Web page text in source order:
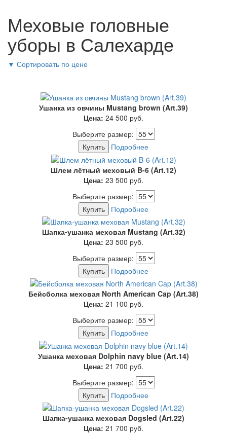
Меховые головные
уборы в Салехарде
▼ Сортировать по цене
Ушанка из овчины Mustang brown (Art.39)
Цена: 24 500 руб.
Выберите размер:
Купить
Подробнее
Шлем лётный меховый B-6 (Art.12)
Цена: 23 500 руб.
Выберите размер:
Купить
Подробнее
Шапка-ушанка меховая Mustang (Art.32)
Цена: 23 500 руб.
Выберите размер:
Купить
Подробнее
Бейсболка меховая North American Cap (Art.38)
Цена: 21 100 руб.
Выберите размер:
Купить
Подробнее
Ушанка меховая Dolphin navy blue (Art.14)
Цена: 21 700 руб.
Выберите размер:
Купить
Подробнее
Шапка-ушанка меховая Dogsled (Art.22)
Цена: 21 700 руб.